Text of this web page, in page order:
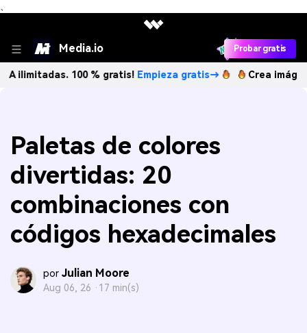
、
Media.io Probar gratis
100 % gratis!Empieza gratis→ Crea imágenes IA
Paletas de colores
divertidas: 20
combinaciones con
códigos hexadecimales
por Julian Moore
Aug 06, 26 · 17 min(s)